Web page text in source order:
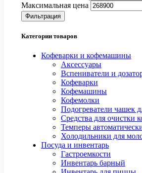
Максимальная цена
Фильтрация
Категории товаров
Кофеварки и кофемашины
Аксессуары
Вспениватели и
Кофеварки
Кофемашины
Кофемолки
Подогреватели чашек
Средства для очистки
Темперы
Холодильники для
Посуда и инвентарь
Гастроемкости
Инвентарь барный